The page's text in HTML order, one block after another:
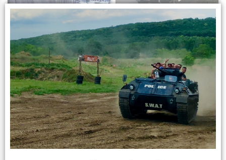
+
€ 36 / personne
Transfert aéroport
aller en Chrysler Limo
8 pers.
+
€ 46 / personne
Transfert aéroport
aller en Mercedes G-
Class Brabus
14 pers.